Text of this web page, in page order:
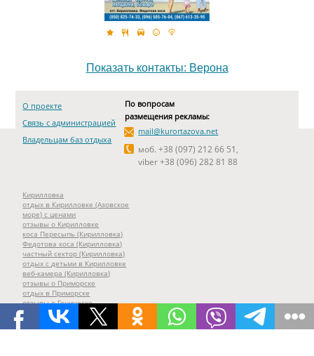
Показать контакты: Верона
О проекте
Связь с администрацией
Владельцам баз отдыха
По вопросам
размещения рекламы:
mail@kurortazova.net
моб. +38 (097) 212 66 51,
viber +38 (096) 282 81 88
Кирилловка
отдых в Кирилловке (Азовское
море) с ценами
отзывы о Кирилловке
коса Пересыпь (Кирилловка)
Федотова коса (Кирилловка)
частный сектор (Кирилловка)
отдых с детьми в Кирилловке
веб-камера (Кирилловка)
отзывы о Приморске
отдых в Приморске
отзывы о Геническе
отдых в Геническе
все базы отдыха на карте
все веб-камеры курортов Азова